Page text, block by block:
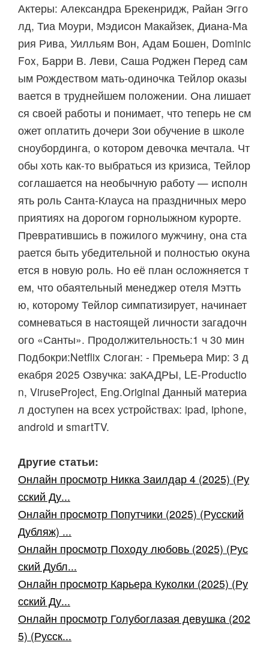
Актеры: Александра Брекенридж, Райан Эгго
лд, Тиа Моури, Мэдисон Макайзек, Диана-Ма
рия Рива, Уилльям Вон, Адам Бошен, Dominic
Fox, Барри В. Леви, Саша Роджен Перед сам
ым Рождеством мать-одиночка Тейлор оказы
вается в труднейшем положении. Она лишает
ся своей работы и понимает, что теперь не см
ожет оплатить дочери Зои обучение в школе
сноубординга, о котором девочка мечтала. Чт
обы хоть как-то выбраться из кризиса, Тейлор
соглашается на необычную работу — исполн
ять роль Санта-Клауса на праздничных меро
приятиях на дорогом горнолыжном курорте.
Превратившись в пожилого мужчину, она ста
рается быть убедительной и полностью окуна
ется в новую роль. Но её план осложняется т
ем, что обаятельный менеджер отеля Мэтть
ю, которому Тейлор симпатизирует, начинает
сомневаться в настоящей личности загадочн
ого «Санты». Продолжительность:1 ч 30 мин
Подбокри:Netflix Слоган: - Премьера Мир: 3 д
екабря 2025 Озвучка: заКАДРЫ, LE-Productio
n, ViruseProject, Eng.Original Данный материа
л доступен на всех устройствах: ipad, iphone,
android и smartTV.
Другие статьи:
Онлайн просмотр Никка Заилдар 4 (2025) (Ру
сский Ду...
Онлайн просмотр Попутчики (2025) (Русский
Дубляж) ...
Онлайн просмотр Походу любовь (2025) (Рус
ский Дубл...
Онлайн просмотр Карьера Куколки (2025) (Ру
сский Ду...
Онлайн просмотр Голубоглазая девушка (202
5) (Русск...